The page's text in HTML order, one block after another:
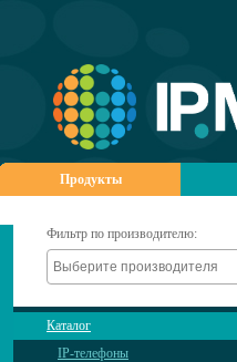
Продукты
Фильтр по производителю:
Каталог
IP-телефоны